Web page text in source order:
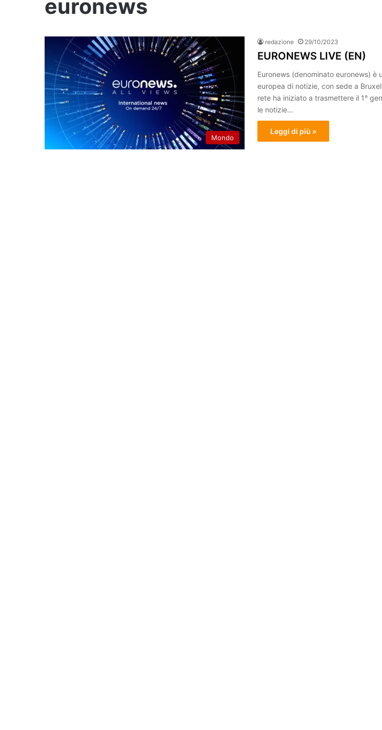
euronews
Mondo
redazione 29/10/2023
EURONEWS LIVE (EN)
Euronews (denominato euronews) è
europea di notizie, con sede a
rete ha iniziato a trasmettere il 1°
le notizie…
Leggi di più »